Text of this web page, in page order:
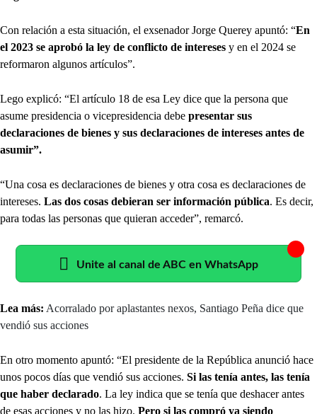
Con relación a esta situación, el exsenador Jorge Querey apuntó: “En
el 2023 se aprobó la ley de conflicto de intereses y en el 2024 se
reformaron algunos artículos”.
Lego explicó: “El artículo 18 de esa Ley dice que la persona que
asume presidencia o vicepresidencia debe presentar sus
declaraciones de bienes y sus declaraciones de intereses antes de
asumir”.
“Una cosa es declaraciones de bienes y otra cosa es declaraciones de
intereses. Las dos cosas debieran ser información pública. Es decir,
para todas las personas que quieran acceder”, remarcó.
Unite al canal de ABC en WhatsApp
Lea más: Acorralado por aplastantes nexos, Santiago Peña dice que
vendió sus acciones
En otro momento apuntó: “El presidente de la República anunció hace
unos pocos días que vendió sus acciones. Si las tenía antes, las tenía
que haber declarado. La ley indica que se tenía que deshacer antes
de esas acciones y no las hizo. Pero si las compró ya siendo